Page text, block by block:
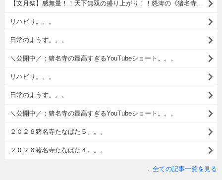
リハビリ。。。
日常のようす。。。
＼公開中／：猪名寺の最高すぎるYouTubeショート。。。
リハビリ。。。
日常のようす。。。
＼公開中／：猪名寺の最高すぎるYouTubeショート。。。
２０２６猪名寺たなばた５。。。
２０２６猪名寺たなばた４。。。
全ての記事一覧を見る